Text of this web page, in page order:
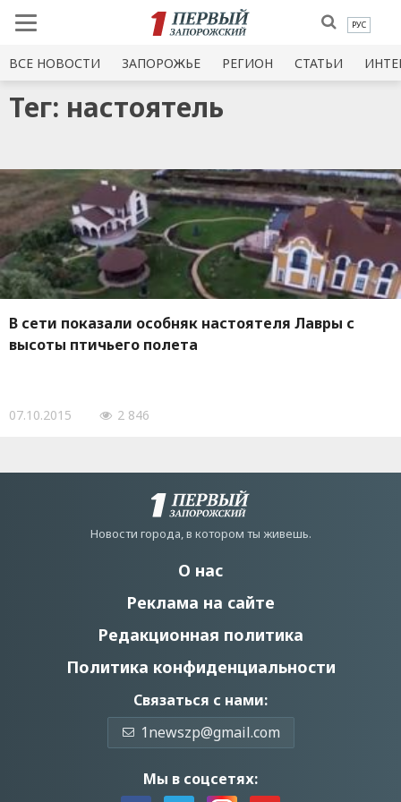
РУС
ВСЕ НОВОСТИ ЗАПОРОЖЬЕ РЕГИОН СТАТЬИ
Тег: настоятель
В сети показали особняк настоятеля Лавры с
высоты птичьего полета
07.10.2015 2 846
Новости города, в котором ты живешь.
О нас
Реклама на сайте
Редакционная политика
Политика конфиденциальности
Связаться с нами:
1newszp@gmail.com
Мы в соцсетях: